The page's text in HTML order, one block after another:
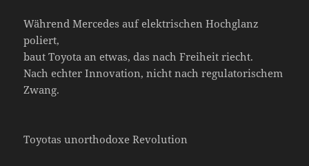
Während Mercedes auf elektrischen Hochglanz
poliert,
baut Toyota an etwas, das nach Freiheit riecht.
Nach echter Innovation, nicht nach regulatorischem
Zwang.
Toyotas unorthodoxe Revolution